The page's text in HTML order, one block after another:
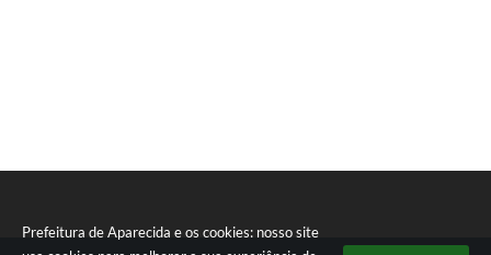
Prefeitura de Aparecida e os cookies: nosso site